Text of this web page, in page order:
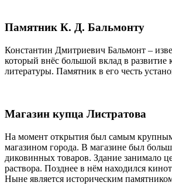
Памятник К. Д. Бальмонту
Константин Дмитриевич Бальмонт –
который внёс большой вклад в развитие
литературы. Памятник в его честь
Магазин купца Листратова
На момент открытия был самым
магазином города. В магазине был
диковинных товаров. Здание занимало
раствора. Позднее в нём находился
Ныне является историческим